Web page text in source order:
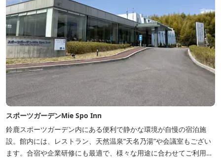
スポーツガーデンMie Spo Inn
鈴鹿スポーツガーデン内にある便利で静かな環境が自慢の宿泊施
設。館内には、レストラン、天然温泉“天名乃湯”や会議室もござい
ます。合宿や企業研修にも最適で、様々な用途に合わせてご利用頂